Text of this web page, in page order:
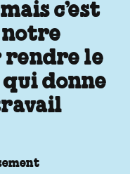
c’est
le
donne